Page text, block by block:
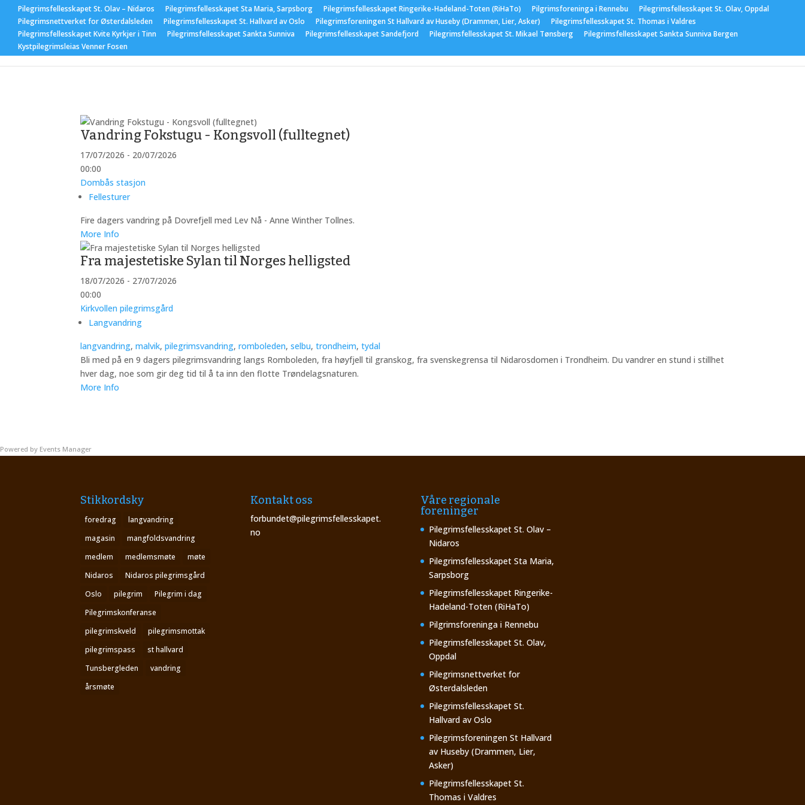
Pilegrimsfellesskapet St. Olav – Nidaros Pilegrimsfellesskapet Sta Maria, Sarpsborg Pilegrimsfellesskapet Ringerike-Hadeland-Toten (RiHaTo) Pilgrimsforeninga i Rennebu
Pilegrimsfellesskapet St. Olav, Oppdal
Pilegrimsnettverket for Østerdalsleden
Pilegrimsfellesskapet St. Hallvard av Oslo Pilegrimsforeningen St Hallvard av Huseby (Drammen, Lier, Asker)
Pilegrimsfellesskapet St. Thomas i Valdres
Pilegrimsfellesskapet Kvite Kyrkjer i Tinn
Pilegrimsfellesskapet Sankta Sunniva Pilegrimsfellesskapet Sandefjord Pilegrimsfellesskapet St. Mikael Tønsberg
Pilegrimsfellesskapet Sankta Sunniva Bergen
Kystpilegrimsleias Venner Fosen
Medlemskap Nyttige lenker Bildegalleri Arrangementer
Vandring Fokstugu - Kongsvoll (fulltegnet)
17/07/2026 - 20/07/2026
00:00
Dombås stasjon
Fellesturer
Fire dagers vandring på Dovrefjell med Lev Nå - Anne Winther Tollnes.
More Info
Fra majestetiske Sylan til Norges helligsted
18/07/2026 - 27/07/2026
00:00
Kirkvollen pilegrimsgård
Langvandring
langvandring,malvik,pilegrimsvandring,romboleden,selbu,trondheim,tydal
Bli med på en 9 dagers pilegrimsvandring langs Romboleden, fra høyfjell til granskog, fra svenskegrensa til Nidarosdomen i Trondheim. Du vandrer en stund i stillhet
hver dag, noe som gir deg tid til å ta inn den flotte Trøndelagsnaturen.
More Info
Powered by Events Manager
Stikkordsky
foredrag
langvandring
magasin
mangfoldsvandring
medlem
medlemsmøte
møte
Nidaros
Nidaros pilegrimsgård
Oslo
pilegrim
Pilegrim i dag
Pilegrimskonferanse
pilegrimskveld
pilegrimsmottak
pilegrimspass
st hallvard
Tunsbergleden
vandring
årsmøte
Kontakt oss
forbundet@pilegrimsfellesskapet.
no
Våre regionale
foreninger
Pilegrimsfellesskapet St. Olav –
Nidaros
Pilegrimsfellesskapet Sta Maria,
Sarpsborg
Pilegrimsfellesskapet Ringerike-
Hadeland-Toten (RiHaTo)
Pilgrimsforeninga i Rennebu
Pilegrimsfellesskapet St. Olav,
Oppdal
Pilegrimsnettverket for
Østerdalsleden
Pilegrimsfellesskapet St.
Hallvard av Oslo
Pilegrimsforeningen St Hallvard
av Huseby (Drammen, Lier,
Asker)
Pilegrimsfellesskapet St.
Thomas i Valdres